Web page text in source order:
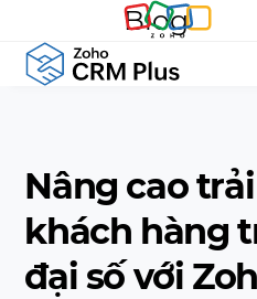
Blog
Nâng cao
khách hàng
đại số với